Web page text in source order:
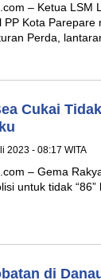
– Ketua LSM
PP Kota
Perda,
Cukai
2023 - 08:17 WITA
– Gema
untuk tidak
di